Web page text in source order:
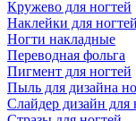
Кружево для ногтей
Наклейки для ногтей
Ногти накладные
Переводная фольга
Пигмент для ногтей
Пыль для дизайна
Слайдер дизайн для